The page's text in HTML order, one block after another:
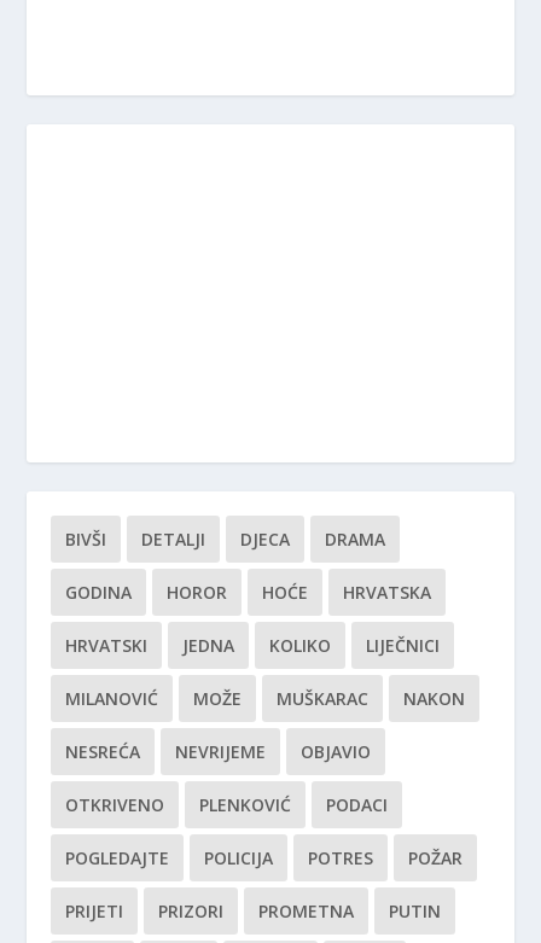
BIVŠI DETALJI DJECA DRAMA
GODINA HOROR HOĆE HRVATSKA
HRVATSKI JEDNA KOLIKO LIJEČNICI
MILANOVIĆ MOŽE MUŠKARAC NAKON
NESREĆA NEVRIJEME OBJAVIO
OTKRIVENO PLENKOVIĆ PODACI
POGLEDAJTE POLICIJA POTRES POŽAR
PRIJETI PRIZORI PROMETNA PUTIN